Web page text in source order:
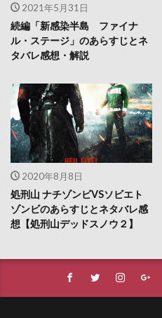
2021年5月31日
続編「新感染半島 ファイナ
ル・ステージ」のあらすじとネ
タバレ感想・解説
2020年8月8日
処刑山 ナチゾンビVSソビエト
ゾンビのあらすじとネタバレ感
想【処刑山デッドスノウ２】